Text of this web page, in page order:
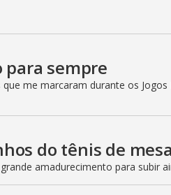
para sempre
me marcaram durante os Jogos
do tênis de mesa
amadurecimento para subir